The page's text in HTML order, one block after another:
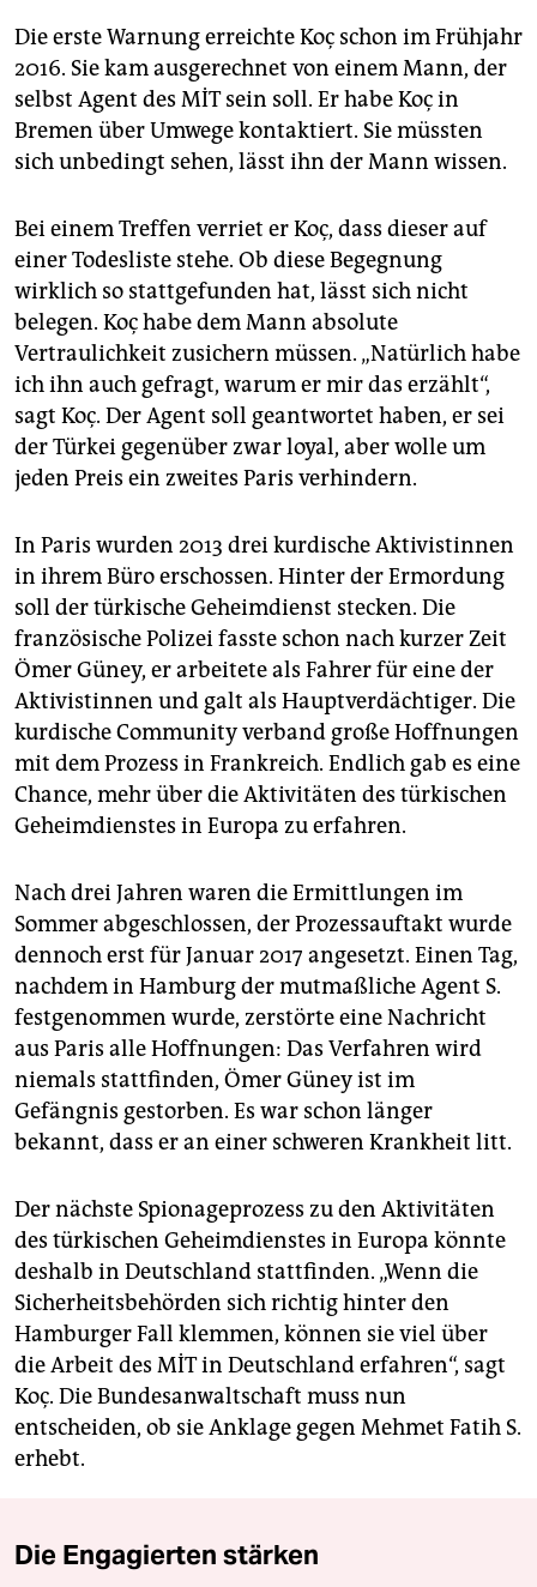
Die erste Warnung erreichte Koç schon im Frühjahr
2016. Sie kam ausgerechnet von einem Mann, der
selbst Agent des MİT sein soll. Er habe Koç in
Bremen über Umwege kontaktiert. Sie müssten
sich unbedingt sehen, lässt ihn der Mann wissen.
Bei einem Treffen verriet er Koç, dass dieser auf
einer Todesliste stehe. Ob diese Begegnung
wirklich so stattgefunden hat, lässt sich nicht
belegen. Koç habe dem Mann absolute
Vertraulichkeit zusichern müssen. „Natürlich habe
ich ihn auch gefragt, warum er mir das erzählt“,
sagt Koç. Der Agent soll geantwortet haben, er sei
der Türkei gegenüber zwar loyal, aber wolle um
jeden Preis ein zweites Paris verhindern.
In Paris wurden 2013 drei kurdische Aktivistinnen
in ihrem Büro erschossen. Hinter der Ermordung
soll der türkische Geheimdienst stecken. Die
französische Polizei fasste schon nach kurzer Zeit
Ömer Güney, er arbeitete als Fahrer für eine der
Aktivistinnen und galt als Hauptverdächtiger. Die
kurdische Community verband große Hoffnungen
mit dem Prozess in Frankreich. Endlich gab es eine
Chance, mehr über die Aktivitäten des türkischen
Geheimdienstes in Europa zu erfahren.
Nach drei Jahren waren die Ermittlungen im
Sommer abgeschlossen, der Prozessauftakt wurde
dennoch erst für Januar 2017 angesetzt. Einen Tag,
nachdem in Hamburg der mutmaßliche Agent S.
festgenommen wurde, zerstörte eine Nachricht
aus Paris alle Hoffnungen: Das Verfahren wird
niemals stattfinden, Ömer Güney ist im
Gefängnis gestorben. Es war schon länger
bekannt, dass er an einer schweren Krankheit litt.
Der nächste Spionageprozess zu den Aktivitäten
des türkischen Geheimdienstes in Europa könnte
deshalb in Deutschland stattfinden. „Wenn die
Sicherheitsbehörden sich richtig hinter den
Hamburger Fall klemmen, können sie viel über
die Arbeit des MİT in Deutschland erfahren“, sagt
Koç. Die Bundesanwaltschaft muss nun
entscheiden, ob sie Anklage gegen Mehmet Fatih S.
erhebt.
Die Engagierten stärken